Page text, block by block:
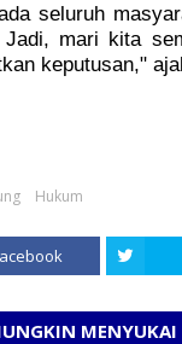
seluruh
Jadi, mari kita
keputusan,"
Hukum